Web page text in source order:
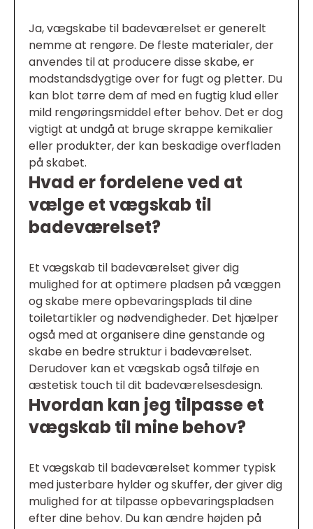
Ja, vægskabe til badeværelset er generelt
nemme at rengøre. De fleste materialer, der
anvendes til at producere disse skabe, er
modstandsdygtige over for fugt og pletter. Du
kan blot tørre dem af med en fugtig klud eller
mild rengøringsmiddel efter behov. Det er dog
vigtigt at undgå at bruge skrappe kemikalier
eller produkter, der kan beskadige overfladen
på skabet.
Hvad er fordelene ved at
vælge et vægskab til
badeværelset?
Et vægskab til badeværelset giver dig
mulighed for at optimere pladsen på væggen
og skabe mere opbevaringsplads til dine
toiletartikler og nødvendigheder. Det hjælper
også med at organisere dine genstande og
skabe en bedre struktur i badeværelset.
Derudover kan et vægskab også tilføje en
æstetisk touch til dit badeværelsesdesign.
Hvordan kan jeg tilpasse et
vægskab til mine behov?
Et vægskab til badeværelset kommer typisk
med justerbare hylder og skuffer, der giver dig
mulighed for at tilpasse opbevaringspladsen
efter dine behov. Du kan ændre højden på